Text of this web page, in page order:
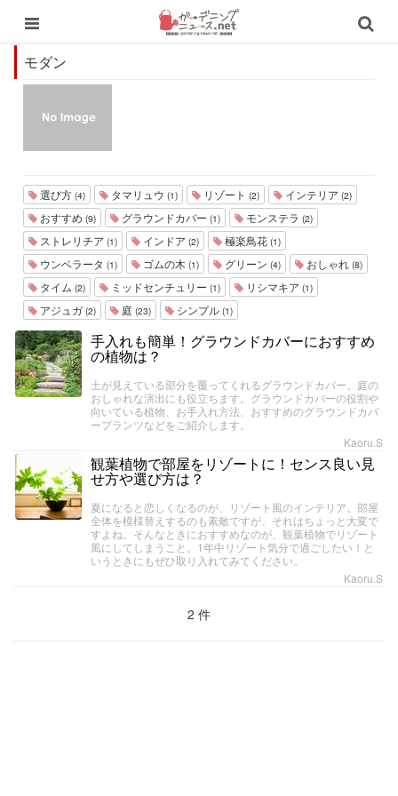
モダン
選び方 (4) タマリュウ (1) リゾート (2) インテリア (2)
おすすめ (9) グラウンドカバー (1) モンステラ (2)
ストレリチア (1) インドア (2) 極楽鳥花 (1)
ウンベラータ (1) ゴムの木 (1) グリーン (4) おしゃれ (8)
タイム (2) ミッドセンチュリー (1) リシマキア (1)
アジュガ (2) 庭 (23) シンプル (1)
手入れも簡単！グラウンドカバーにおすすめ
の植物は？
土が見えている部分を覆ってくれるグラウンドカバー。庭の
おしゃれな演出にも役立ちます。グラウンドカバーの役割や
向いている植物、お手入れ方法、おすすめのグラウンドカバ
ープランツなどをご紹介します。
Kaoru.S
観葉植物で部屋をリゾートに！センス良い見
せ方や選び方は？
夏になると恋しくなるのが、リゾート風のインテリア。部屋
全体を模様替えするのも素敵ですが、それはちょっと大変で
すよね。そんなときにおすすめなのが、観葉植物でリゾート
風にしてしまうこと。1年中リゾート気分で過ごしたい！と
いうときにもぜひ取り入れてみてください。
Kaoru.S
2 件